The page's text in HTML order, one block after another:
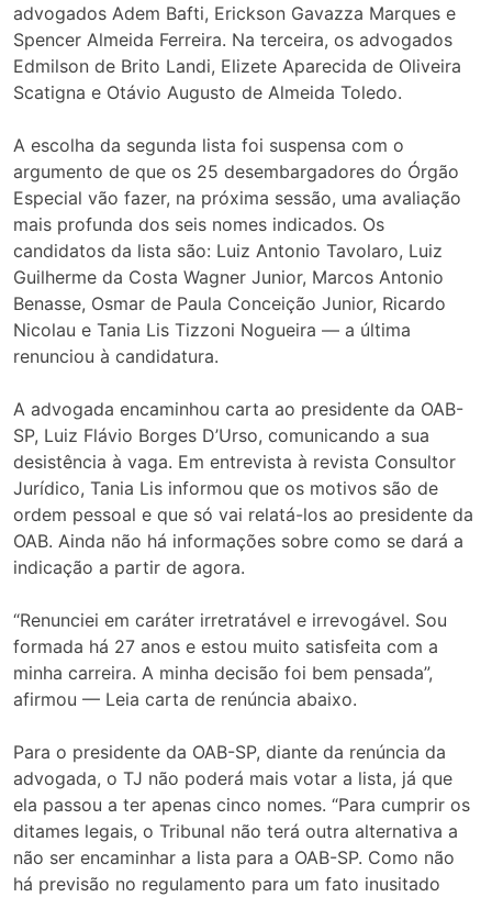
advogados Adem Bafti, Erickson Gavazza Marques e
Spencer Almeida Ferreira. Na terceira, os advogados
Edmilson de Brito Landi, Elizete Aparecida de Oliveira
Scatigna e Otávio Augusto de Almeida Toledo.
A escolha da segunda lista foi suspensa com o
argumento de que os 25 desembargadores do Órgão
Especial vão fazer, na próxima sessão, uma avaliação
mais profunda dos seis nomes indicados. Os
candidatos da lista são: Luiz Antonio Tavolaro, Luiz
Guilherme da Costa Wagner Junior, Marcos Antonio
Benasse, Osmar de Paula Conceição Junior, Ricardo
Nicolau e Tania Lis Tizzoni Nogueira — a última
renunciou à candidatura.
A advogada encaminhou carta ao presidente da OAB-
SP, Luiz Flávio Borges D’Urso, comunicando a sua
desistência à vaga. Em entrevista à revista Consultor
Jurídico, Tania Lis informou que os motivos são de
ordem pessoal e que só vai relatá-los ao presidente da
OAB. Ainda não há informações sobre como se dará a
indicação a partir de agora.
“Renunciei em caráter irretratável e irrevogável. Sou
formada há 27 anos e estou muito satisfeita com a
minha carreira. A minha decisão foi bem pensada”,
afirmou — Leia carta de renúncia abaixo.
Para o presidente da OAB-SP, diante da renúncia da
advogada, o TJ não poderá mais votar a lista, já que
ela passou a ter apenas cinco nomes. “Para cumprir os
ditames legais, o Tribunal não terá outra alternativa a
não ser encaminhar a lista para a OAB-SP. Como não
há previsão no regulamento para um fato inusitado